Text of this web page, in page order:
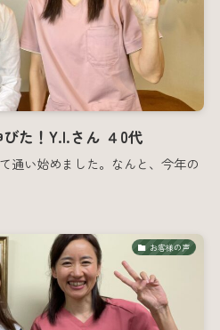
た！Y.I.さん ４0代
通い始めました。なんと、今年の
お客様の声